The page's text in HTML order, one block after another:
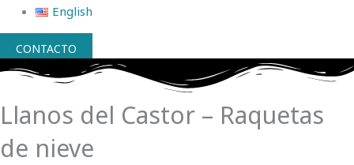
English
CONTACTO
Llanos del Castor – Raquetas
de nieve